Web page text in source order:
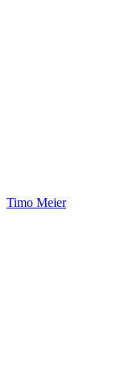
Timo Meier